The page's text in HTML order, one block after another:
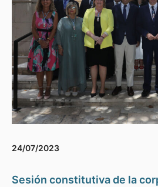
24/07/2023
Sesión constitutiva de la